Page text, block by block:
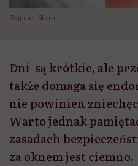
Zdjęcie: iStock
Dni są krótkie, ale
także domaga się
nie powinien
Warto jednak
zasadach
za oknem jest ciemno.